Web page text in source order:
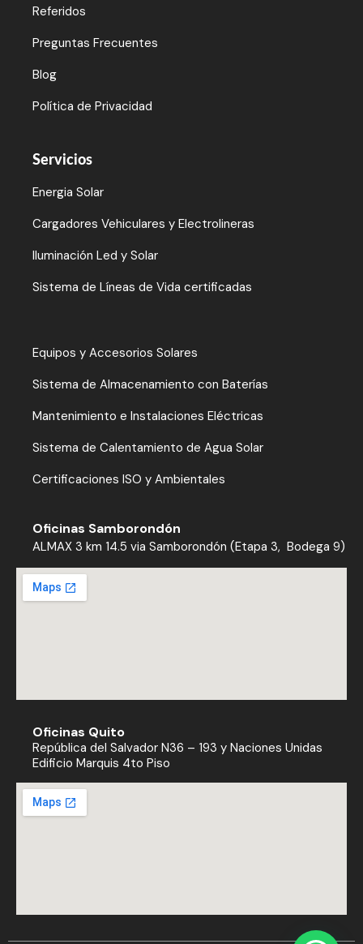
Referidos
Preguntas Frecuentes
Blog
Política de Privacidad
Servicios
Energia Solar
Cargadores Vehiculares y Electrolineras
Iluminación Led y Solar
Sistema de Líneas de Vida certificadas
Equipos y Accesorios Solares
Sistema de Almacenamiento con Baterías
Mantenimiento e Instalaciones Eléctricas
Sistema de Calentamiento de Agua Solar
Certificaciones ISO y Ambientales
Oficinas Samborondón
ALMAX 3 km 14.5 via Samborondón (Etapa 3, Bodega 9)
Oficinas Quito
República del Salvador N36 – 193 y Naciones Unidas
Edificio Marquis 4to Piso